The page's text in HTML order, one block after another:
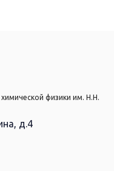
физики им. Н.Н.
д.4